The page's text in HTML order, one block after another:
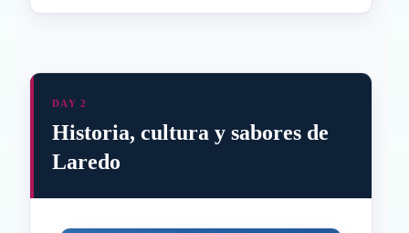
DAY 2
Historia, cultura y sabores de
Laredo